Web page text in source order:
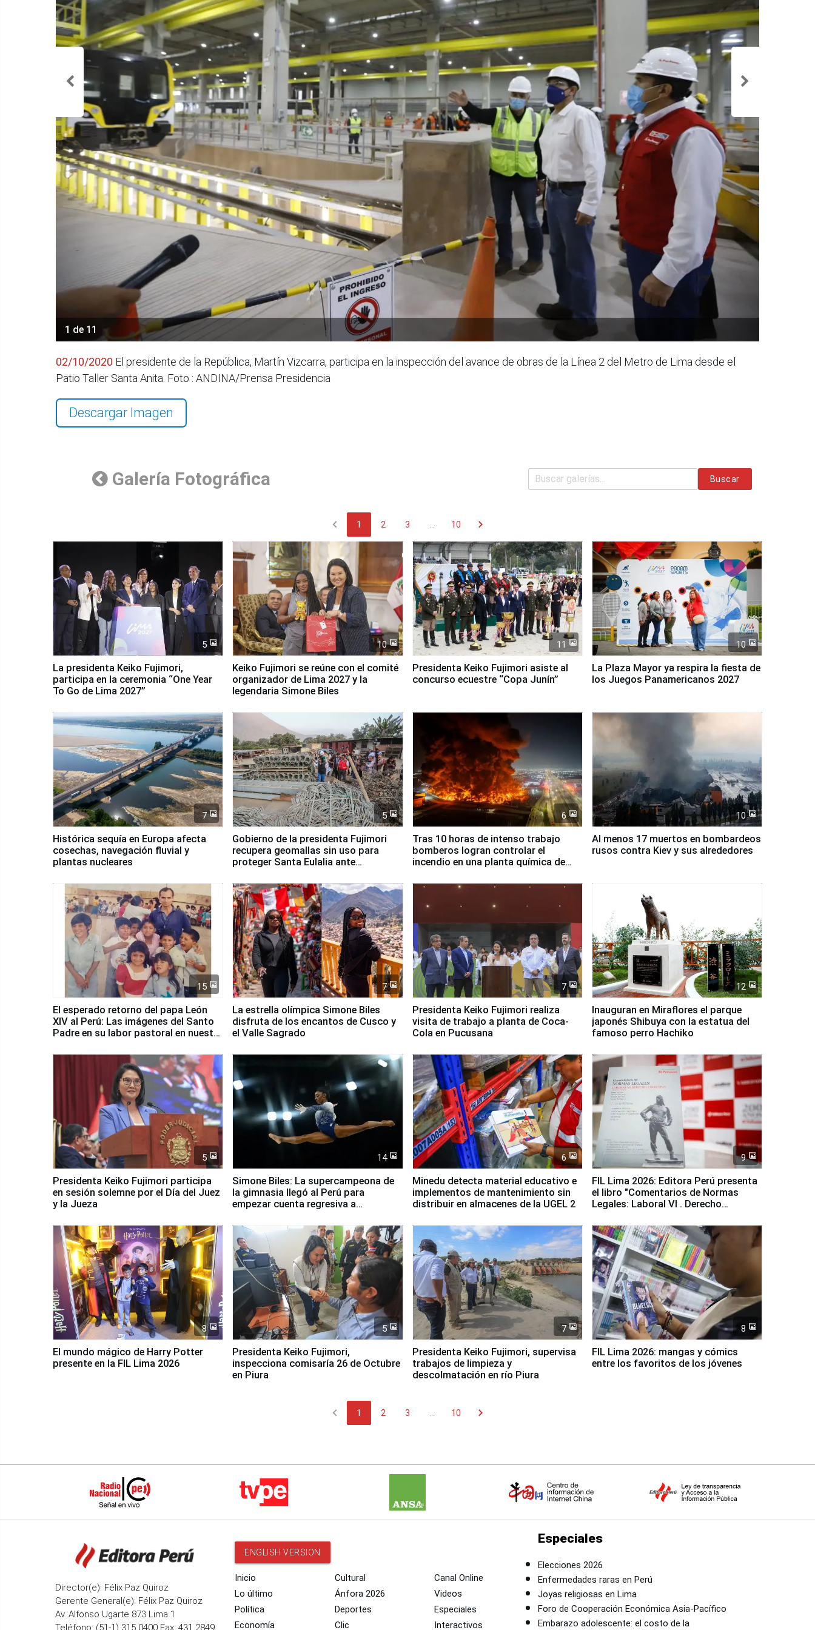
1 de 11
02/10/2020 El presidente de la República, Martín Vizcarra, participa en la inspección del avance de obras de la Línea 2 del Metro de Lima desde el
Patio Taller Santa Anita. Foto : ANDINA/Prensa Presidencia
Descargar Imagen
Galería Fotográfica Buscar
chevron_left 1 2 3 10 chevron_right
5
La presidenta Keiko Fujimori,
participa en la ceremonia “One Year
To Go de Lima 2027”
10
Keiko Fujimori se reúne con el comité
organizador de Lima 2027 y la
legendaria Simone Biles
11
Presidenta Keiko Fujimori asiste al
concurso ecuestre “Copa Junín”
10
La Plaza Mayor ya respira la fiesta de
los Juegos Panamericanos 2027
7
Histórica sequía en Europa afecta
cosechas, navegación fluvial y
plantas nucleares
5
Gobierno de la presidenta Fujimori
recupera geomallas sin uso para
proteger Santa Eulalia ante
6
Tras 10 horas de intenso trabajo
bomberos logran controlar el
incendio en una planta química de
10
Al menos 17 muertos en bombardeos
rusos contra Kiev y sus alrededores
15
El esperado retorno del papa León
XIV al Perú: Las imágenes del Santo
Padre en su labor pastoral en nuestro
7
La estrella olímpica Simone Biles
disfruta de los encantos de Cusco y
el Valle Sagrado
7
Presidenta Keiko Fujimori realiza
visita de trabajo a planta de Coca-
Cola en Pucusana
12
Inauguran en Miraflores el parque
japonés Shibuya con la estatua del
famoso perro Hachiko
5
Presidenta Keiko Fujimori participa
en sesión solemne por el Día del Juez
y la Jueza
14
Simone Biles: La supercampeona de
la gimnasia llegó al Perú para
empezar cuenta regresiva a
6
Minedu detecta material educativo e
implementos de mantenimiento sin
distribuir en almacenes de la UGEL 2
9
FIL Lima 2026: Editora Perú presenta
el libro "Comentarios de Normas
Legales: Laboral Vl . Derecho
8
El mundo mágico de Harry Potter
presente en la FIL Lima 2026
5
Presidenta Keiko Fujimori,
inspecciona comisaría 26 de Octubre
en Piura
7
Presidenta Keiko Fujimori, supervisa
trabajos de limpieza y
descolmatación en río Piura
8
FIL Lima 2026: mangas y cómics
entre los favoritos de los jóvenes
chevron_left 1 2 3 10 chevron_right
Director(e): Félix Paz Quiroz
Gerente General(e): Félix Paz Quiroz
Av. Alfonso Ugarte 873 Lima 1
Teléfono: (51-1) 315 0400 Fax: 431 2849
ENGLISH VERSION
Inicio
Lo último
Política
Economía
Cultural
Ánfora 2026
Deportes
Clic
Canal Online
Videos
Especiales
Interactivos
Especiales
Elecciones 2026
Enfermedades raras en Perú
Joyas religiosas en Lima
Foro de Cooperación Económica Asia-Pacífico
Embarazo adolescente: el costo de la